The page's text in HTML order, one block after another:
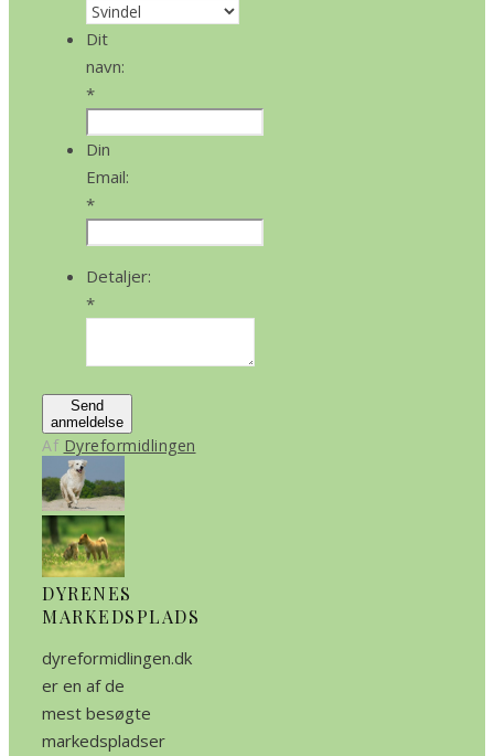
Dit
navn:
*
Din
Email:
*
Detaljer:
*
Send
anmeldelse
Af Dyreformidlingen
DYRENES
MARKEDSPLADS
dyreformidlingen.dk
er en af de
mest besøgte
markedspladser